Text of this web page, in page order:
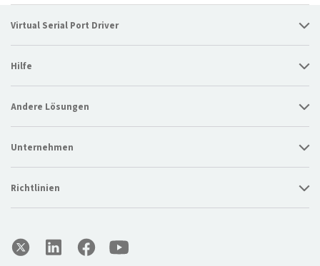
Virtual Serial Port Driver
Hilfe
Andere Lösungen
Unternehmen
Richtlinien